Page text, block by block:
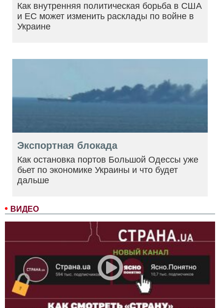
ВИДЕО
Как внутренняя политическая борьба в США
и ЕС может изменить расклады по войне в
Украине
Экспортная блокада
Как остановка портов Большой Одессы уже
бьет по экономике Украины и что будет
дальше